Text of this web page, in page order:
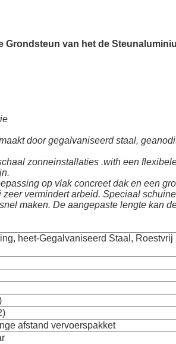
Grondsteun van het de
door gegalvaniseerd staal,
zonneinstallaties .with een
op vlak concreet dak en een
vermindert arbeid. Speciaal
maken. De aangepaste lengte kan
heet-Gegalvaniseerd Staal, Roestvrij
afstand vervoerspakket